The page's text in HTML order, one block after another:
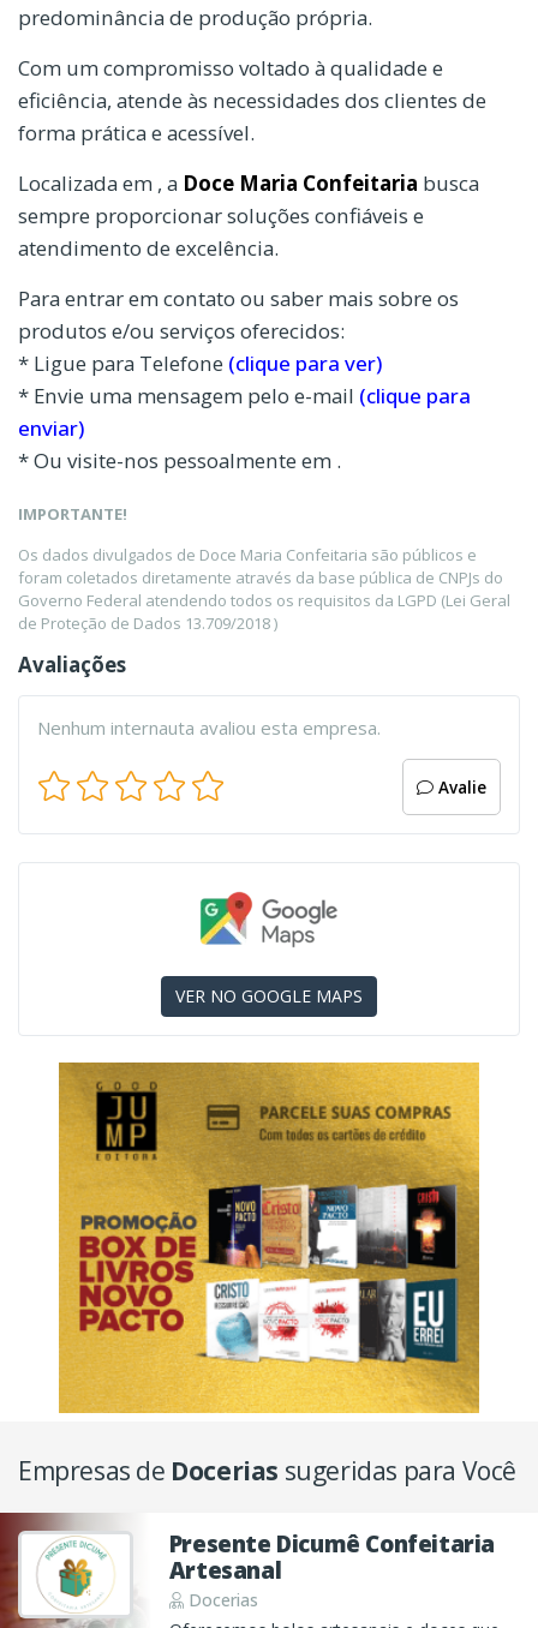
predominância de produção própria.
Com um compromisso voltado à qualidade e
eficiência, atende às necessidades dos clientes de
forma prática e acessível.
Localizada em , a Doce Maria Confeitaria busca
sempre proporcionar soluções confiáveis e
atendimento de excelência.
Para entrar em contato ou saber mais sobre os
produtos e/ou serviços oferecidos:
* Ligue para Telefone (clique para ver)
* Envie uma mensagem pelo e-mail (clique para
enviar)
* Ou visite-nos pessoalmente em .
IMPORTANTE!
Os dados divulgados de Doce Maria Confeitaria são públicos e
foram coletados diretamente através da base pública de CNPJs do
Governo Federal atendendo todos os requisitos da LGPD (Lei Geral
de Proteção de Dados 13.709/2018 )
Avaliações
Nenhum internauta avaliou esta empresa.
Avalie
VER NO GOOGLE MAPS
Empresas de Docerias sugeridas para Você
Presente Dicumê Confeitaria
Artesanal
Docerias